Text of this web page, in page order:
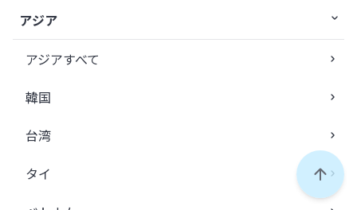
ペー
アジア
アジアすべて
韓国
台湾
タイ